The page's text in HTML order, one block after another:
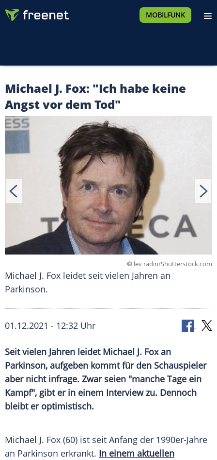
MOBILFUNK
Michael J. Fox: "Ich habe keine
Angst vor dem Tod"
© lev radin/Shutterstock.com
Michael J. Fox leidet seit vielen Jahren an
Parkinson.
01.12.2021 - 12:32 Uhr
Seit vielen Jahren leidet Michael J. Foxan
Parkinson, aufgeben kommt für den Schauspieler
aber nicht infrage. Zwar seien "manche Tage ein
Kampf", gibt er in einem Interview zu. Dennoch
bleibt er optimistisch.
Michael J. Fox (60) ist seit Anfang der 1990er-Jahre
an Parkinson erkrankt. In einem aktuellen